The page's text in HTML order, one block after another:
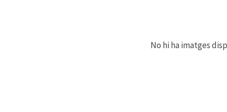
No hi ha imatges